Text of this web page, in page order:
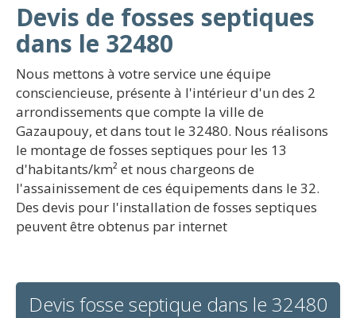
Devis de fosses septiques
dans le 32480
Nous mettons à votre service une équipe
consciencieuse, présente à l'intérieur d'un des 2
arrondissements que compte la ville de
Gazaupouy, et dans tout le 32480. Nous réalisons
le montage de fosses septiques pour les 13
d'habitants/km² et nous chargeons de
l'assainissement de ces équipements dans le 32.
Des devis pour l'installation de fosses septiques
peuvent être obtenus par internet
Devis fosse septique dans le 32480